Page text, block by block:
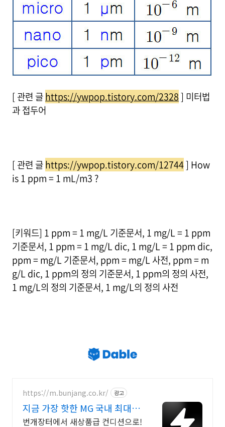
[ 관련 글https://ywpop.tistory.com/2328] 미터법
과 접두어
[ 관련 글https://ywpop.tistory.com/12744] How
is 1 ppm = 1 mL/m3 ?
[키워드] 1 ppm = 1 mg/L 기준문서, 1 mg/L = 1 ppm
기준문서, 1 ppm = 1 mg/L dic, 1 mg/L = 1 ppm dic,
ppm = mg/L 기준문서, ppm = mg/L 사전, ppm = m
g/L dic, 1 ppm의 정의 기준문서, 1 ppm의 정의 사전,
1 mg/L의 정의 기준문서, 1 mg/L의 정의 사전
https://m.bunjang.co.kr/ 광고
지금 가장 핫한 MG 국내 최대 브
랜드 중고거래
번개장터에서 새상품급 컨디션으로!